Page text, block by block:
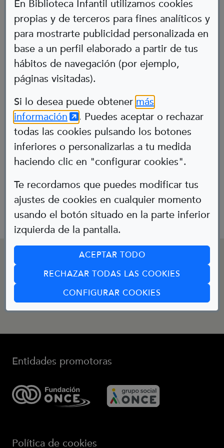
En Biblioteca Infantil utilizamos cookies
propias y de terceros para fines analíticos y
para mostrarte publicidad personalizada en
base a un perfil elaborado a partir de tus
hábitos de navegación (por ejemplo,
páginas visitadas).
Si lo desea puede obtener más
información (Abre en nueva ventana)
. Puedes aceptar o rechazar
todas las cookies pulsando los botones
inferiores o personalizarlas a tu medida
haciendo clic en "configurar cookies".
Te recordamos que puedes modificar tus
ajustes de cookies en cualquier momento
usando el botón situado en la parte inferior
izquierda de la pantalla.
ACEPTAR TODO
RECHAZAR TODAS LAS COOKIES
CONFIGURAR COOKIES
Silvina
Bailarina
Síndrome de Down
CONTACTO
bibliotecainfantil@fundaciononce.es
Entidades promotoras
(Abre en nueva ventana)
Política de cookies
Abre en nueva ventana